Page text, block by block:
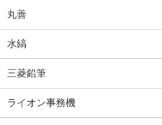
丸善
水縞
三菱鉛筆
ライオン事務機